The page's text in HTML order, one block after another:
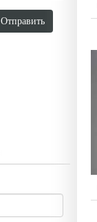
Отправить